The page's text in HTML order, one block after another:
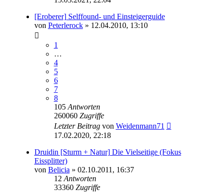
[Eroberer] Selffound- und Einsteigerguide
von Peterlerock» 12.04.2010, 13:10
1
…
4
5
6
7
8
105 Antworten
260060 Zugriffe
Letzter Beitrag von Weidenmann71
17.02.2020, 22:18
Druidin [Sturm + Natur] Die Vielseitige (Fokus
Eissplitter)
von Belicia » 02.10.2011, 16:37
12 Antworten
33360 Zugriffe